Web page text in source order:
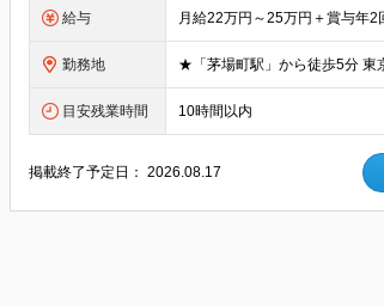
給与
勤務地
目安残業時間 10時間以内
掲載終了予定日：2026.08.17